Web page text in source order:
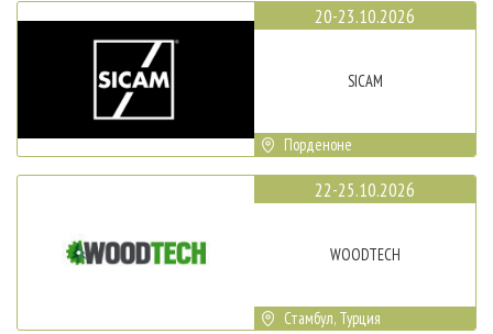
20-23.10.2026
SICAM
Порденоне
22-25.10.2026
WOODTECH
Стамбул, Турция